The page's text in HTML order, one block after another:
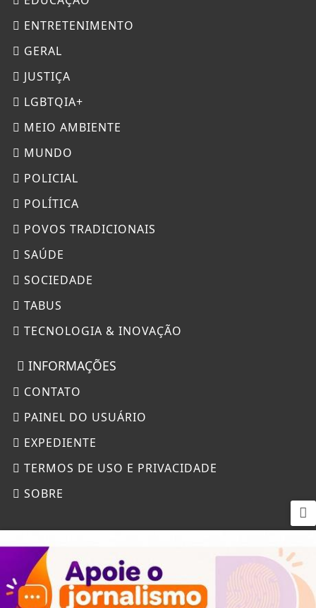
ENTRETENIMENTO
GERAL
JUSTIÇA
LGBTQIA+
MEIO AMBIENTE
MUNDO
POLICIAL
POLÍTICA
POVOS TRADICIONAIS
SAÚDE
SOCIEDADE
TABUS
TECNOLOGIA & INOVAÇÃO
INFORMAÇÕES
CONTATO
PAINEL DO USUÁRIO
EXPEDIENTE
TERMOS DE USO E PRIVACIDADE
SOBRE